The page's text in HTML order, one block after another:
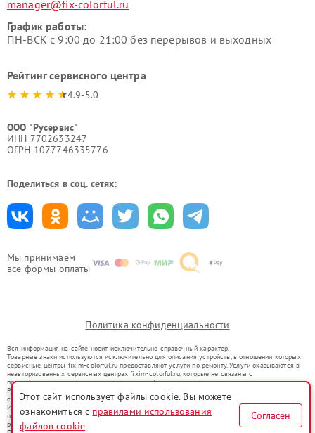
Мы принимаем
все формы оплаты
manager@fix-colorful.ru
График работы:
ПН-ВСК с 9:00 до 21:00 без перерывов и выходных
Рейтинг сервисного центра
4.9-5.0
ООО "Русервис"
ИНН 7702633247
ОГРН 1077746335776
Поделиться в соц. сетях:
Политика конфиденциальности
Вся информация на сайте носит исключительно справочный характер.
Товарные знаки используются исключительно для описания устройств, в отношении которых
сервисные центры fixim-colorful.ru предоставляют услуги по ремонту. Услуги оказываются в
неавторизованных сервисных центрах fixim-colorful.ru, которые не связаны с
правообладателями товарных знаков или их официальными представителями.
Ремонт осуществляется для устройств, уже введенных в гражданский оборот в соответствии
со статьей 1487 ГК РФ.
Использование товарных знаков не преследует цели индивидуализации услуг или введения
потребителей в заблуждение, а служит для информирования о предоставляемых услугах по
ремонту техники указанных брендов.
Этот сайт использует файлы cookie. Вы можете
ознакомиться с правилами использования
файлов cookie
Согласен